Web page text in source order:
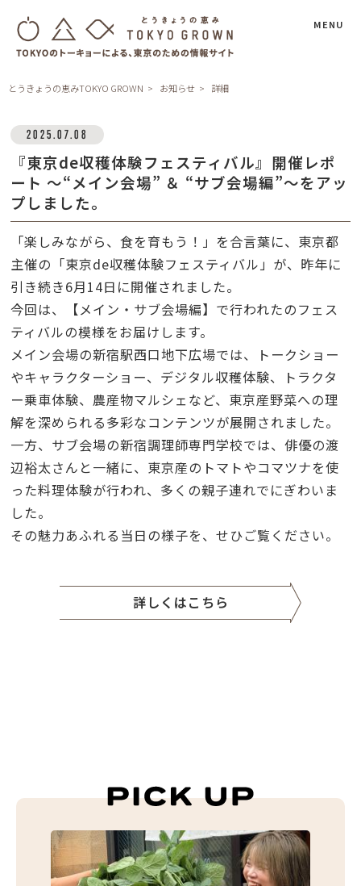
MENU
とうきょうの恵みTOKYO GROWN お知らせ 詳細
2025.07.08
『東京de収穫体験フェスティバル』開催レポ
ート ～“メイン会場” ＆ “サブ会場編”～をアッ
プしました。
「楽しみながら、食を育もう！」を合言葉に、東京都
主催の「東京de収穫体験フェスティバル」が、昨年に
引き続き6月14日に開催されました。
今回は、
【メイン・サブ会場編】で行われたのフェス
ティバルの模様をお届けします。
メイン会場の新宿駅西口地下広場では、トークショー
やキャラクターショー、デジタル収穫体験、トラクタ
ー乗車体験、農産物マルシェなど、東京産野菜への理
解を深められる多彩なコンテンツが展開されました。
一方、サブ会場の新宿調理師専門学校では、俳優の渡
辺裕太さんと一緒に、東京産のトマトやコマツナを使
った料理体験が行われ、多くの親子連れでにぎわいま
した。
その魅力あふれる当日の様子を、せひご覧ください。
詳しくはこちら